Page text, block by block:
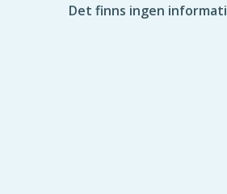
Det finns ingen